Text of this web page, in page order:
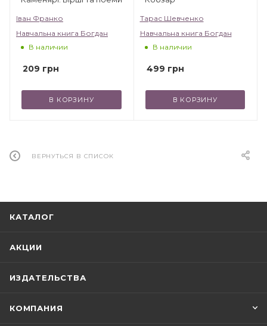
Іван Франко
Навчальна книга Богдан
В наличии
209 грн
В КОРЗИНУ
Тарас Шевченко
Навчальна книга Богдан
В наличии
499 грн
В КОРЗИНУ
ВЕРНУТЬСЯ В СПИСОК
КАТАЛОГ
АКЦИИ
ИЗДАТЕЛЬСТВА
КОМПАНИЯ